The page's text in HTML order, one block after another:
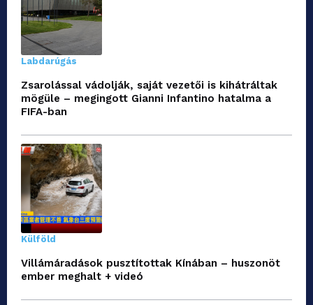
Labdarúgás
Zsarolással vádolják, saját vezetői is kihátráltak
mögüle – megingott Gianni Infantino hatalma a
FIFA-ban
Külföld
Villámáradások pusztítottak Kínában – huszonöt
ember meghalt + videó